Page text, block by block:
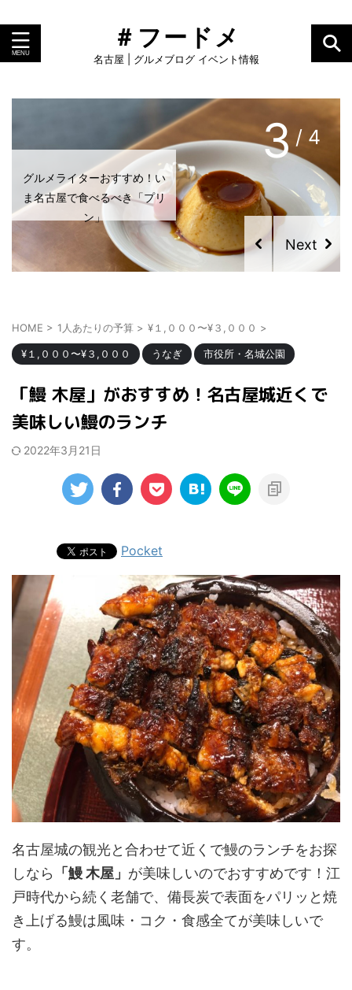
＃フードメ
名古屋 | グルメブログ イベント情報
グルメライターおすすめ！い
ま名古屋で食べるべき「プリ
ン」
3 / 4
HOME > 1人あたりの予算 > ¥１,０００〜¥３,０００ >
¥１,０００〜¥３,０００ うなぎ 市役所・名城公園
「鰻 木屋」がおすすめ！名古屋城近くで
美味しい鰻のランチ
2022年3月21日
Pocket
名古屋城の観光と合わせて近くで鰻のランチをお探
しなら
「鰻 木屋」 が美味しいのでおすすめです！江
戸時代から続く老舗で、備長炭で表面をパリッと焼
き上げる鰻は風味・コク・食感全てが美味しいで
す。